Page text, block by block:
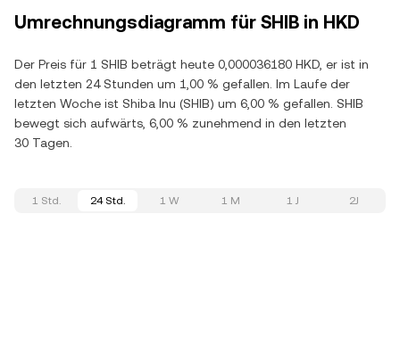
Umrechnungsdiagramm für SHIB in HKD
Der Preis für 1 SHIB beträgt heute 0,000036180 HKD, er ist in
den letzten 24 Stunden um 1,00 % gefallen. Im Laufe der
letzten Woche ist Shiba Inu (SHIB) um 6,00 % gefallen. SHIB
bewegt sich aufwärts, 6,00 % zunehmend in den letzten
30 Tagen.
1 Std. 24 Std. 1 W 1 M 1 J 2J